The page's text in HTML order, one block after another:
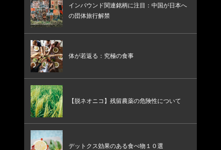
インバウンド関連銘柄に注目：中国が日本へ
の団体旅行解禁
体が若返る：究極の食事
【脱ネオニコ】残留農薬の危険性について
デットクス効果のある食べ物１０選